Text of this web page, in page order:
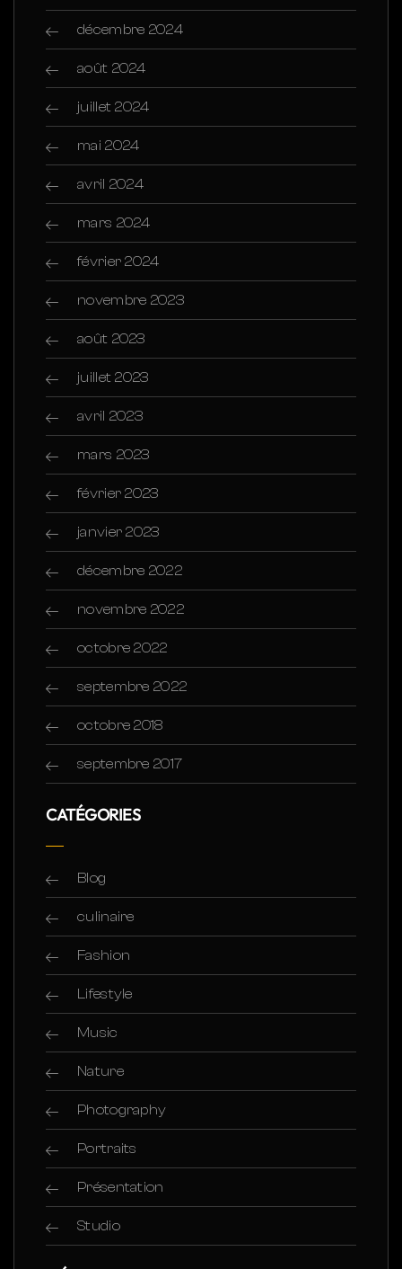
décembre 2024
août 2024
juillet 2024
mai 2024
avril 2024
mars 2024
février 2024
novembre 2023
août 2023
juillet 2023
avril 2023
mars 2023
février 2023
janvier 2023
décembre 2022
novembre 2022
octobre 2022
septembre 2022
octobre 2018
septembre 2017
CATÉGORIES
Blog
culinaire
Fashion
Lifestyle
Music
Nature
Photography
Portraits
Présentation
Studio